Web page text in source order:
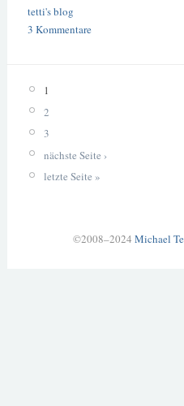
tetti's blog
3 Kommentare
1
2
3
nächste Seite ›
letzte Seite »
©2008–2024 Michael